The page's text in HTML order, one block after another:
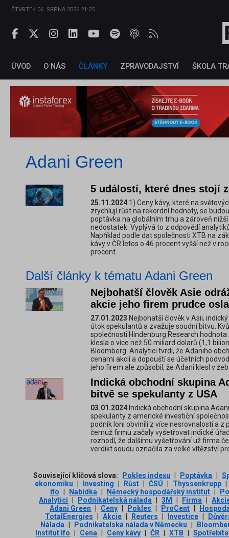
ČTVRTEK 06. SRPNA 2026 21:25
ÚVOD O NÁS ČLÁNKY ZPRAVODAJSTVÍ ŠKOLA
Adani Green
5 událostí, které dnes stojí
25.11.2024 1) Ceny kávy, které na
zrychlují růst na rekordní hodnoty, se
poptávka na globálním trhu a zároveň
nedostatek. Vyplývá to z odpovědí
Například podle dat společnosti XTB na
kávy v ČR letos o 46 procent vyšší než v
procent.
Další články k tématu Adani Green
Nejbohatší člověk Asie
akcie jeho firem prudce
27.01.2023 Nejbohatší člověk v Asii,
útok spekulantů a zvažuje soudní bitvu.
společnosti Hindenburg Research
klesla o více než 50 miliard dolarů (1,1
Bloomberg. Analytici tvrdí, že Adaniho
cenami akcií a dopouští se účetních
jeho firem ale způsobil, že Adani klesl v
Indická obchodní skupina
bitvě se spekulanty z USA
03.01.2024 Indická obchodní skupina
spekulanty z americké investiční
podnik loni obvinili z více nesrovnalostí a z
čemuž firmu začaly vyšetřovat indické
rozhodl, že dalšímu vyšetřování už firma
verdikt soudu označila za velké vítězství
Související klíčová slova: Pokles indexu Poptávka
ekonomiku
Investing Růst ČSÚ Thyssenkrupp
Ifo
Nabídka Německý hospodářský institut
Analytici
Podnikatelská nálada 3М Firma
Adani Green
Ceny Pokles ProCent
TotalEnergies
Akcie Reuters Investice
Nálada
Podnikatelská nálada v Německu
Institut Ifo
Cena Ceny kávy ČR XTB